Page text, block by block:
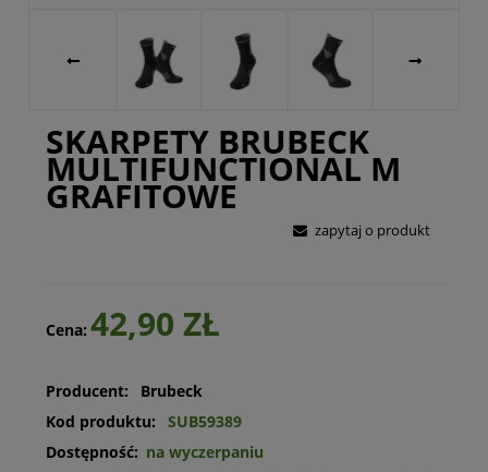
SKARPETY BRUBECK
MULTIFUNCTIONAL M
GRAFITOWE
zapytaj o produkt
Cena: 42,90 ZŁ
Producent:
Brubeck
Kod produktu:
SUB59389
Dostępność: na wyczerpaniu